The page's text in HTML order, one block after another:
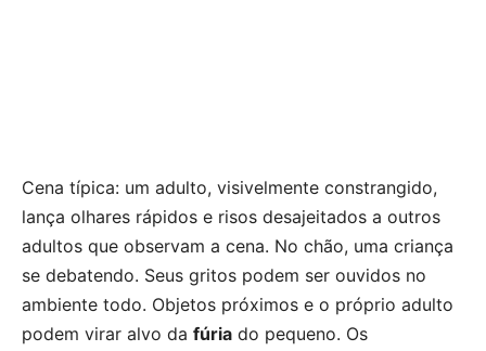
Cena típica: um adulto, visivelmente constrangido,
lança olhares rápidos e risos desajeitados a outros
adultos que observam a cena. No chão, uma criança
se debatendo. Seus gritos podem ser ouvidos no
ambiente todo. Objetos próximos e o próprio adulto
podem virar alvo da fúria do pequeno. Os